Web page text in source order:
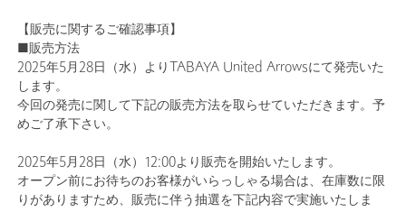
【販売に関するご確認事項】
■販売方法
2025年5月28日（水）よりTABAYA United Arrowsにて発売いた
します。
今回の発売に関して下記の販売方法を取らせていただきます。予
めご了承下さい。
2025年5月28日（水）12:00より販売を開始いたします。
オープン前にお待ちのお客様がいらっしゃる場合は、在庫数に限
りがありますため、販売に伴う抽選を下記内容で実施いたしま